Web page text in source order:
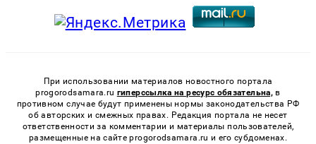
При использовании материалов новостного портала
progorodsamara.ru гиперссылка на ресурс обязательна, в
противном случае будут применены нормы законодательства РФ
об авторских и смежных правах. Редакция портала не несет
ответственности за комментарии и материалы пользователей,
размещенные на сайте progorodsamara.ru и его субдоменах.